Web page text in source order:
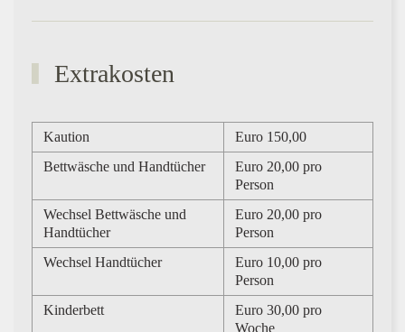
Extrakosten
Kaution
Euro 150,00
Bettwäsche und Handtücher
Euro 20,00 pro
Person
Wechsel Bettwäsche und
Handtücher
Euro 20,00 pro
Person
Wechsel Handtücher
Euro 10,00 pro
Person
Kinderbett
Euro 30,00 pro
Woche